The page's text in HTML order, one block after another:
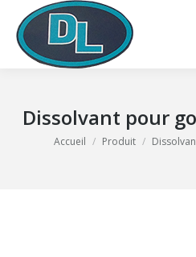
Dissolvant pour
Vous êtes ici :
Accueil Produit